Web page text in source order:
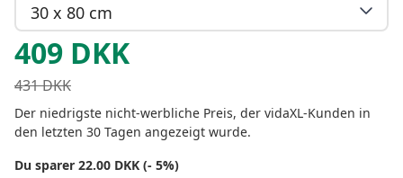
30 x 80 cm
409 DKK
431DKK
Der niedrigste nicht-werbliche Preis, der vidaXL-Kunden in
den letzten 30 Tagen angezeigt wurde.
Du sparer 22.00 DKK (- 5%)